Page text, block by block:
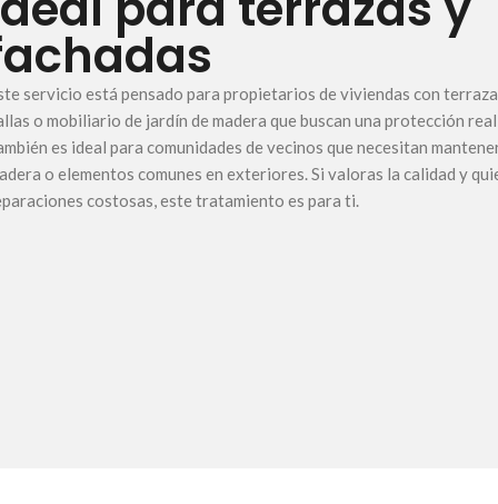
servicio está pensado para propietarios de viviendas con
o mobiliario de jardín de madera que buscan una protección
es ideal para comunidades de vecinos que necesitan
o elementos comunes en exteriores. Si valoras la calidad y
costosas, este tratamiento es para ti.